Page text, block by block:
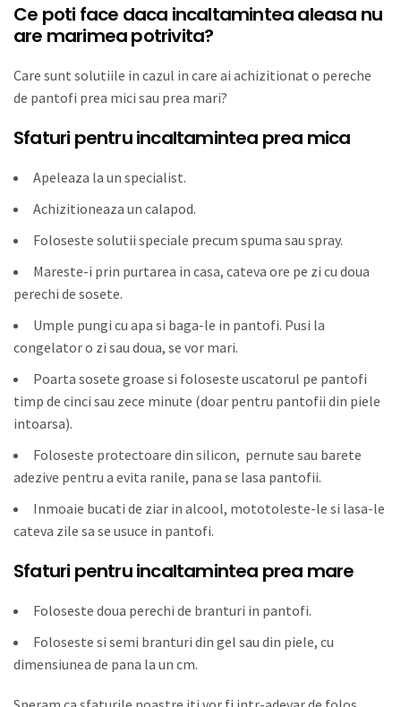
Ce poti face daca incaltamintea aleasa nu
are marimea potrivita?
Care sunt solutiile in cazul in care ai achizitionat o pereche
de pantofi prea mici sau prea mari?
Sfaturi pentru incaltamintea prea mica
Apeleaza la un specialist.
Achizitioneaza un calapod.
Foloseste solutii speciale precum spuma sau spray.
Mareste-i prin purtarea in casa, cateva ore pe zi cu doua
perechi de sosete.
Umple pungi cu apa si baga-le in pantofi. Pusi la
congelator o zi sau doua, se vor mari.
Poarta sosete groase si foloseste uscatorul pe pantofi
timp de cinci sau zece minute (doar pentru pantofii din piele
intoarsa).
Foloseste protectoare din silicon, pernute sau barete
adezive pentru a evita ranile, pana se lasa pantofii.
Inmoaie bucati de ziar in alcool, mototoleste-le si lasa-le
cateva zile sa se usuce in pantofi.
Sfaturi pentru incaltamintea prea mare
Foloseste doua perechi de branturi in pantofi.
Foloseste si semi branturi din gel sau din piele, cu
dimensiunea de pana la un cm.